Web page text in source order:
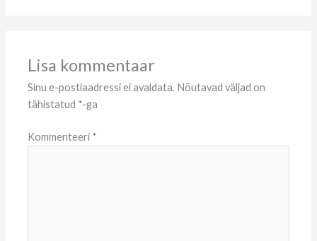
Lisa kommentaar
Sinu e-postiaadressi ei avaldata. Nõutavad väljad on
tähistatud *-ga
Kommenteeri *